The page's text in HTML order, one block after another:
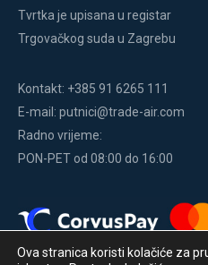
Tvrtka je upisana u registar
Trgovačkog suda u Zagrebu
Kontakt: +385 91 6265 111
E-mail: putnici@trade-air.com
Radno vrijeme:
PON-PET od 08:00 do 16:00
Ova stranica koristi kolačiće za